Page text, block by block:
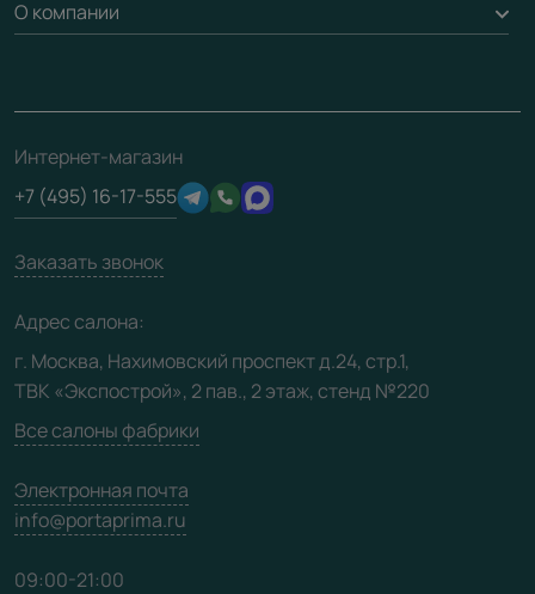
Погонаж
Вопрос-ответ
Отзывы клиентов
Техническая информация
Юридическая информация
Дизайнерам / архитекторам
3D-модели
О компании
О фабрике
Сертификаты
Производство
Вакансии
Карта сайта
Интернет-магазин
+7 (495) 16-17-555
Заказать звонок
Адрес салона:
г. Москва, Нахимовский проспект д.24, стр.1,
ТВК «Экспострой», 2 пав., 2 этаж, стенд №220
Все салоны фабрики
Электронная почта
info@portaprima.ru
09:00-21:00